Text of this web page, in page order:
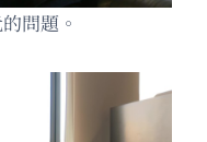
問題。